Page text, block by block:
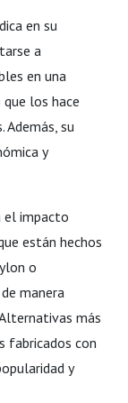
en su
a
en una
los hace
Además, su
y
el impacto
están hechos
o
manera
más
fabricados con
y